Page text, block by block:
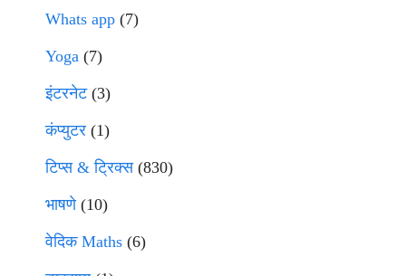
Whats app (7)
Yoga (7)
इंटरनेट(3)
कंप्युटर (1)
टिप्स & ट्रिक्स(830)
भाषणे(10)
वेदिक Maths (6)